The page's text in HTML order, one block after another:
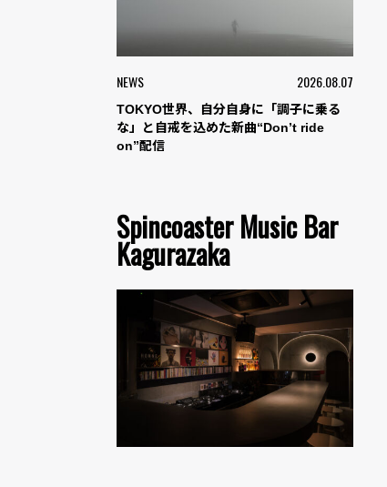
NEWS 2026.08.07
TOKYO世界、自分自身に「調子に乗る
な」と自戒を込めた新曲“Don’t ride
on”配信
Spincoaster Music Bar
Kagurazaka